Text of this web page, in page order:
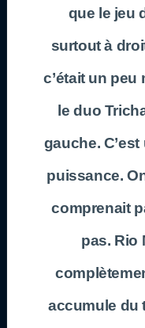
que le jeu
surtout à
c’était un peu
le duo
gauche.
puissance.
comprenait
pas. Rio
accumule du